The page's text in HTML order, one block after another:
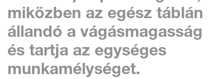
miközben az egész táblán
állandó a vágásmagasság
és tartja az egységes
munkamélységet.